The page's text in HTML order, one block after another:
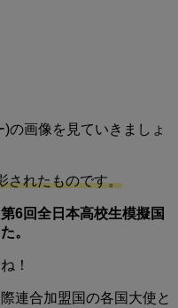
の画像を見ていきましょ
されたものです。
6回全日本高校生模擬国
。
！
連合加盟国の各国大使と